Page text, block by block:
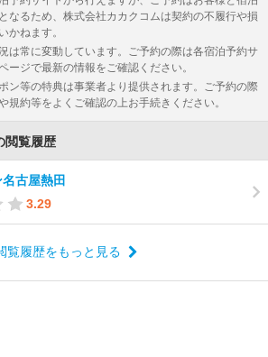
なるため、株式会社カカクコムは契約の不履行や損
かねます。
は常に変動しています。ご予約の際は各宿泊予約サ
ージで最新の情報をご確認ください。
ン等の特典は事業者より提供されます。ご予約の際
規約等をよくご確認の上お手続きください。
閲覧履歴
古屋熱田
3.29
覧履歴をもっと見る